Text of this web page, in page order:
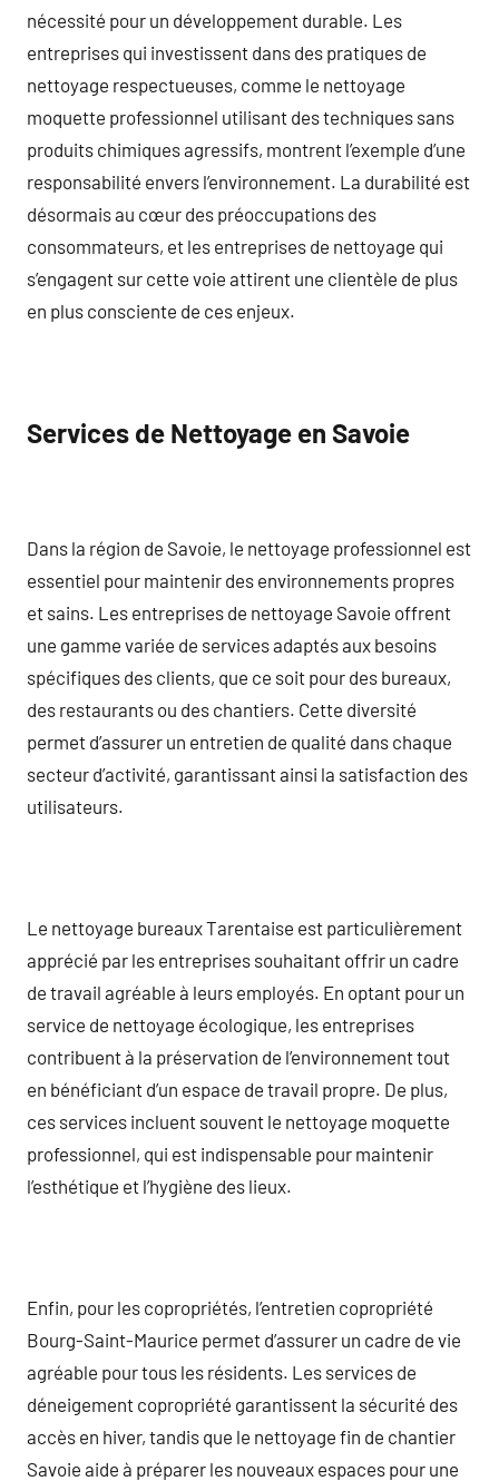
nécessité pour un développement durable. Les
entreprises qui investissent dans des pratiques de
nettoyage respectueuses, comme le nettoyage
moquette professionnel utilisant des techniques sans
produits chimiques agressifs, montrent l’exemple d’une
responsabilité envers l’environnement. La durabilité est
désormais au cœur des préoccupations des
consommateurs, et les entreprises de nettoyage qui
s’engagent sur cette voie attirent une clientèle de plus
en plus consciente de ces enjeux.
Services de Nettoyage en Savoie
Dans la région de Savoie, le nettoyage professionnel est
essentiel pour maintenir des environnements propres
et sains. Les entreprises de nettoyage Savoie offrent
une gamme variée de services adaptés aux besoins
spécifiques des clients, que ce soit pour des bureaux,
des restaurants ou des chantiers. Cette diversité
permet d’assurer un entretien de qualité dans chaque
secteur d’activité, garantissant ainsi la satisfaction des
utilisateurs.
Le nettoyage bureaux Tarentaise est particulièrement
apprécié par les entreprises souhaitant offrir un cadre
de travail agréable à leurs employés. En optant pour un
service de nettoyage écologique, les entreprises
contribuent à la préservation de l’environnement tout
en bénéficiant d’un espace de travail propre. De plus,
ces services incluent souvent le nettoyage moquette
professionnel, qui est indispensable pour maintenir
l’esthétique et l’hygiène des lieux.
Enfin, pour les copropriétés, l’entretien copropriété
Bourg-Saint-Maurice permet d’assurer un cadre de vie
agréable pour tous les résidents. Les services de
déneigement copropriété garantissent la sécurité des
accès en hiver, tandis que le nettoyage fin de chantier
Savoie aide à préparer les nouveaux espaces pour une